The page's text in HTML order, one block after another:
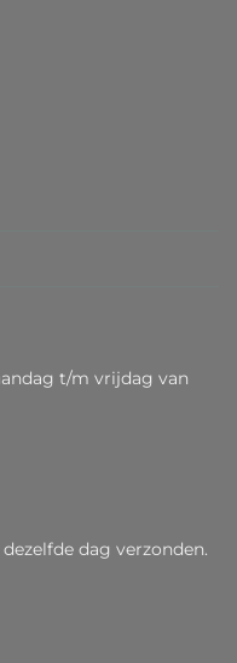
t/m vrijdag van
dag verzonden.